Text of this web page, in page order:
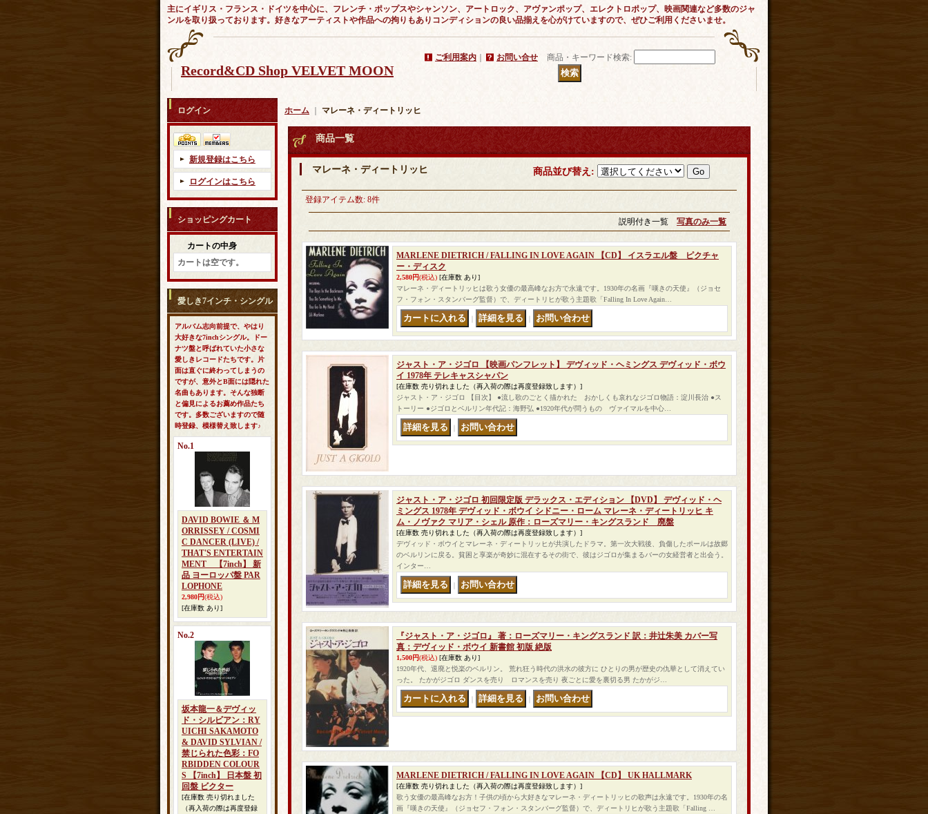
主にイギリス・フランス・ドイツを中心に、フレンチ・ポップスやシャンソン、アートロック、アヴァンポップ、エレクトロポップ、映画関連など多数のジャ
ンルを取り扱っております。好きなアーティストや作品への拘りもありコンディションの良い品揃えを心がけていますので、ぜひご利用くださいませ。
Record&CD Shop VELVET MOON
ご利用案内 お問い合せ 商品・キーワード検索:
ログイン
新規登録はこちら
ログインはこちら
ショッピングカート
カートの中身
カートは空です。
愛しき7インチ・シングル
アルバム志向前提で、やはり
大好きな7inchシングル。ドー
ナツ盤と呼ばれていた小さな
愛しきレコードたちです。片
面は直ぐに終わってしまうの
ですが、意外とB面には隠れた
名曲もあります。そんな独断
と偏見によるお薦め作品たち
です。多数ございますので随
時登録、模様替え致します♪
No.1
DAVID BOWIE ＆ M
ORRISSEY / COSMI
C DANCER (LIVE) /
THAT'S ENTERTAIN
MENT 【7inch】 新
品 ヨーロッパ盤 PAR
LOPHONE
2,980円(税込)
[在庫数 あり]
No.2
坂本龍一＆デヴィッ
ド・シルビアン：RY
UICHI SAKAMOTO
& DAVID SYLVIAN /
禁じられた色彩：FO
RBIDDEN COLOUR
S 【7inch】 日本盤 初
回盤 ビクター
[在庫数 売り切れました
（再入荷の際は再度登録
ホーム マレーネ・ディートリッヒ
商品一覧
マレーネ・ディートリッヒ 商品並び替え :
登録アイテム数: 8件
説明付き一覧 写真のみ一覧
MARLENE DIETRICH / FALLING IN LOVE AGAIN 【CD】 イスラエル盤 ピクチャ
ー・ディスク
2,580円(税込) [在庫数 あり]
マレーネ・ディートリッヒは歌う女優の最高峰なお方で永遠です。1930年の名画『嘆きの天使』（ジョセ
フ・フォン・スタンバーグ監督）で、ディートリヒが歌う主題歌「Falling In Love Again…
ジャスト・ア・ジゴロ 【映画パンフレット】 デヴィッド・ヘミングス デヴィッド・ボウ
イ 1978年 テレキャスシャパン
[在庫数 売り切れました（再入荷の際は再度登録致します）]
ジャスト・ア・ジゴロ 【目次】 ●流し歌のごとく描かれた おかしくも哀れなジゴロ物語：淀川長治 ●ス
トーリー ●ジゴロとベルリン年代記：海野弘 ●1920年代が問うもの ヴァイマルを中心…
ジャスト・ア・ジゴロ 初回限定版 デラックス・エディション 【DVD】 デヴィッド・ヘ
ミングス 1978年 デヴィッド・ボウイ シドニー・ローム マレーネ・ディートリッヒ キ
ム・ノヴァク マリア・シェル 原作：ローズマリー・キングスランド 廃盤
[在庫数 売り切れました（再入荷の際は再度登録致します）]
デヴィッド・ボウイとマレーネ・ディートリッヒが共演したドラマ。第一次大戦後、負傷したポールは故郷
のベルリンに戻る。貧困と享楽が奇妙に混在するその街で、彼はジゴロが集まるバーの女経営者と出会う。
インター…
『ジャスト・ア・ジゴロ』 著：ローズマリー・キングスランド 訳：井辻朱美 カバー写
真：デヴィッド・ボウイ 新書館 初版 絶版
1,500円(税込) [在庫数 あり]
1920年代、退廃と悦楽のベルリン。 荒れ狂う時代の洪水の彼方に ひとりの男が歴史の仇華として消えてい
った。 たかがジゴロ ダンスを売り ロマンスを売り 夜ごとに愛を裏切る男 たかがジ…
MARLENE DIETRICH / FALLING IN LOVE AGAIN 【CD】 UK HALLMARK
[在庫数 売り切れました（再入荷の際は再度登録致します）]
歌う女優の最高峰なお方！子供の頃から大好きなマレーネ・ディートリッヒの歌声は永遠です。1930年の名
画『嘆きの天使』（ジョセフ・フォン・スタンバーグ監督）で、ディートリヒが歌う主題歌「Falling …